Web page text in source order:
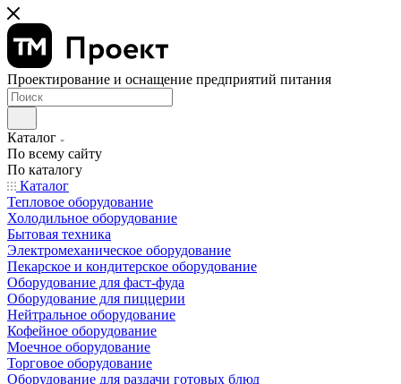
Проектирование и оснащение предприятий питания
Каталог
По всему сайту
По каталогу
Каталог
Тепловое оборудование
Холодильное оборудование
Бытовая техника
Электромеханическое оборудование
Пекарское и кондитерское оборудование
Оборудование для фаст-фуда
Оборудование для пиццерии
Нейтральное оборудование
Кофейное оборудование
Моечное оборудование
Торговое оборудование
Оборудование для раздачи готовых блюд